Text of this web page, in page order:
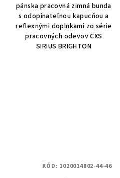
pánska pracovná zimná bunda
s odopínateľnou kapucňou a
reflexnými doplnkami zo série
pracovných odevov CXS
SIRIUS BRIGHTON
KÓD: 1020014802-44-46